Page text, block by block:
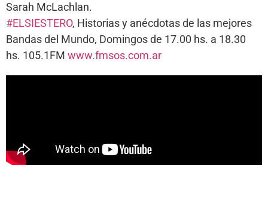
Sarah McLachlan.
#ELSIESTERO, Historias y anécdotas de las mejores
Bandas del Mundo, Domingos de 17.00 hs. a 18.30
hs. 105.1FM www.fmsos.com.ar